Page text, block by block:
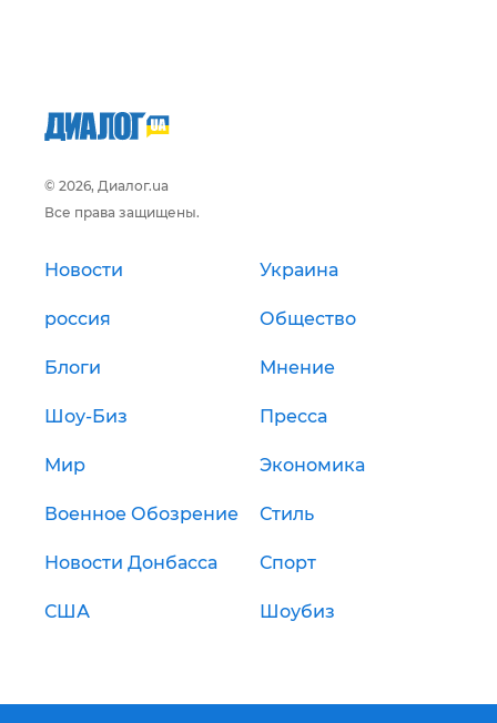
© 2026, Диалог.ua
Все права защищены.
Новости Украина
россия Общество
Блоги Мнение
Шоу-Биз Пресса
Мир Экономика
Военное Обозрение Стиль
Новости Донбасса Спорт
США Шоубиз